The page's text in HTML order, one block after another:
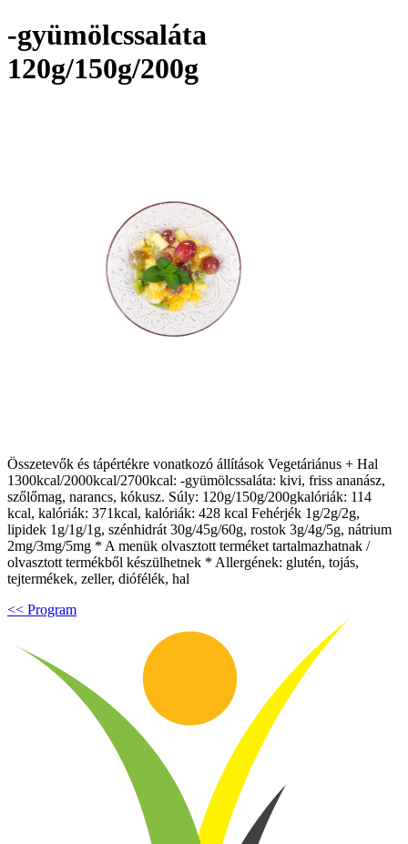
-gyümölcssaláta
120g/150g/200g
Összetevők és tápértékre vonatkozó állítások Vegetáriánus + Hal
1300kcal/2000kcal/2700kcal: -gyümölcssaláta: kivi, friss ananász,
szőlőmag, narancs, kókusz. Súly: 120g/150g/200gkalóriák: 114
kcal, kalóriák: 371kcal, kalóriák: 428 kcal Fehérjék 1g/2g/2g,
lipidek 1g/1g/1g, szénhidrát 30g/45g/60g, rostok 3g/4g/5g, nátrium
2mg/3mg/5mg * A menük olvasztott terméket tartalmazhatnak /
olvasztott termékből készülhetnek * Allergének: glutén, tojás,
tejtermékek, zeller, diófélék, hal
<< Program